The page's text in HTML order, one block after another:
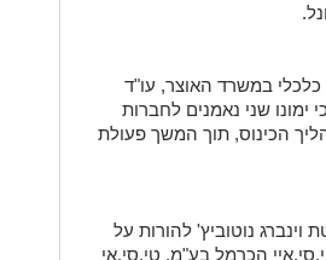
כלכלי במשרד האוצר, עו"ד
ימונו שני נאמנים לחברות
הכינוס, תוך המשך פעולת
נוטוביץ' להורות על
ובהן טי.סי.איי הכרמל בע"מ, טי.סי.אי